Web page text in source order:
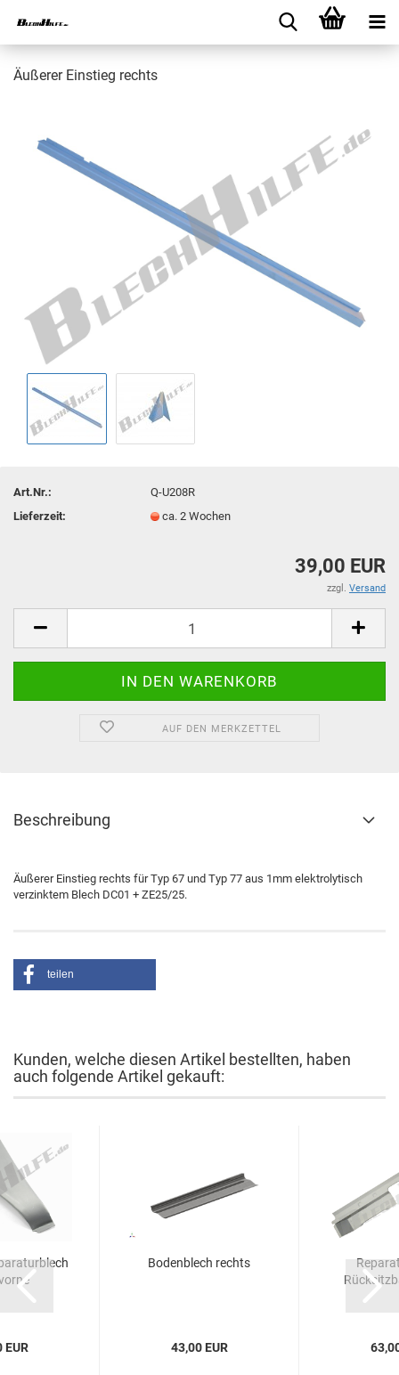
Äußerer Einstieg rechts
Art.Nr.:
Q-U208R
Lieferzeit:
ca. 2 Wochen
39,00 EUR
zzgl. Versand
AUF DEN MERKZETTEL
Beschreibung
Äußerer Einstieg rechts für Typ 67 und Typ 77 aus 1mm elektrolytisch
verzinktem Blech DC01 + ZE25/25.
teilen
Kunden, welche diesen Artikel bestellten, haben
auch folgende Artikel gekauft:
EUR
Bodenblech rechts
43,00 EUR